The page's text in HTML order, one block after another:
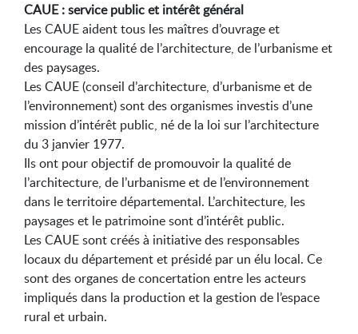
CAUE : service public et intérêt général
Les CAUE aident tous les maîtres d’ouvrage et
encourage la qualité de l’architecture, de l’urbanisme et
des paysages.
Les CAUE (conseil d’architecture, d’urbanisme et de
l’environnement) sont des organismes investis d’une
mission d’intérêt public, né de la loi sur l’architecture
du 3 janvier 1977.
Ils ont pour objectif de promouvoir la qualité de
l’architecture, de l’urbanisme et de l’environnement
dans le territoire départemental. L’architecture, les
paysages et le patrimoine sont d’intérêt public.
Les CAUE sont créés à initiative des responsables
locaux du département et présidé par un élu local. Ce
sont des organes de concertation entre les acteurs
impliqués dans la production et la gestion de l’espace
rural et urbain.